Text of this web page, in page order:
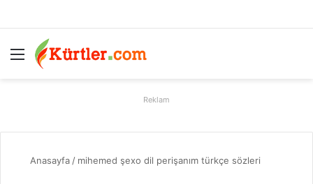
Menü
Reklam
Anasayfa / mihemed şexo dil perişanım türkçe sözleri